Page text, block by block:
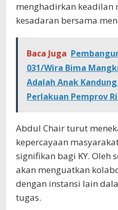
menghadirkan keadilan
kesadaran bersama
Baca Juga
031/Wira Bima
Adalah Anak
Perlakuan Pemprov
Abdul Chair turut
kepercayaan
signifikan bagi KY. Oleh
akan menguatkan
dengan instansi lain
tugas.